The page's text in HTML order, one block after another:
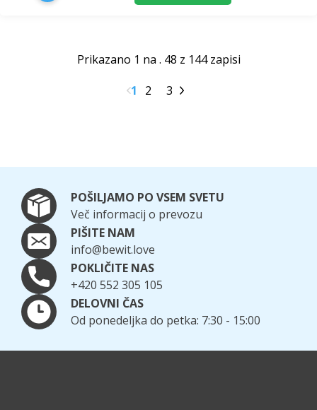
Prikazano 1 na . 48 z 144 zapisi
1
2 3
POŠILJAMO PO VSEM SVETU
Več informacij o prevozu
PIŠITE NAM
info@bewit.love
POKLIČITE NAS
+420 552 305 105
DELOVNI ČAS
Od ponedeljka do petka: 7:30 - 15:00